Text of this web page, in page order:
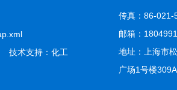
术支持： 化工
传真：86-021-
邮箱：
地址：上海市
广场1号楼